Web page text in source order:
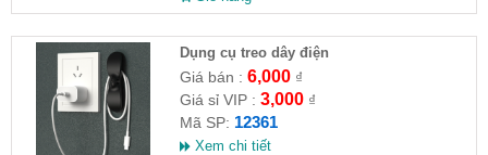
Dụng cụ treo dây điện
Giá bán : 6,000₫
Giá sỉ VIP : 3,000₫
Mã SP: 12361
Xem chi tiết